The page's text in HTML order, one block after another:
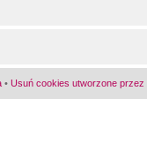
• Usuń cookies utworzone przez